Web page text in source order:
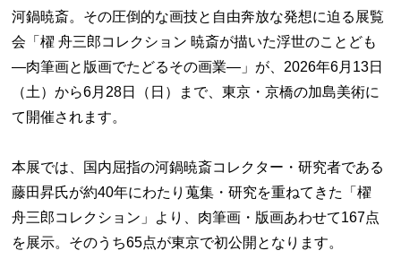
河鍋暁斎。その圧倒的な画技と自由奔放な発想に迫る展覧
会「櫂 舟三郎コレクション 暁斎が描いた浮世のことども
―肉筆画と版画でたどるその画業―」が、2026年6月13日
（土）から6月28日（日）まで、東京・京橋の加島美術に
て開催されます。
本展では、国内屈指の河鍋暁斎コレクター・研究者である
藤田昇氏が約40年にわたり蒐集・研究を重ねてきた「櫂
舟三郎コレクション」より、肉筆画・版画あわせて167点
を展示。そのうち65点が東京で初公開となります。